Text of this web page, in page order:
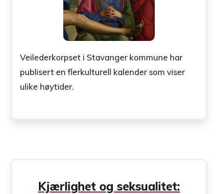
Veilederkorpset i Stavanger kommune har
publisert en flerkulturell kalender som viser
ulike høytider.
Kjærlighet og seksualitet: